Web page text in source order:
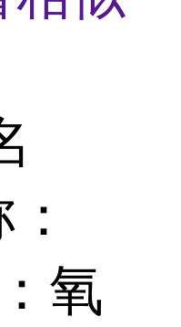
氧